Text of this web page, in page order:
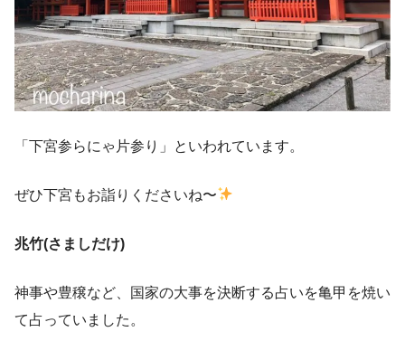
「下宮参らにゃ片参り」といわれています。
ぜひ下宮もお詣りくださいね〜
兆竹(さましだけ)
神事や豊穣など、国家の大事を決断する占いを亀甲を焼い
て占っていました。